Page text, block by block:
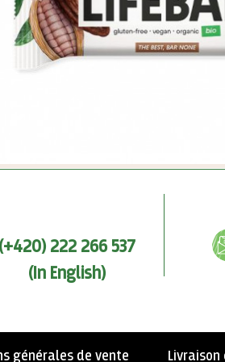
(+420) 222 266 537
(In English)
générales de vente